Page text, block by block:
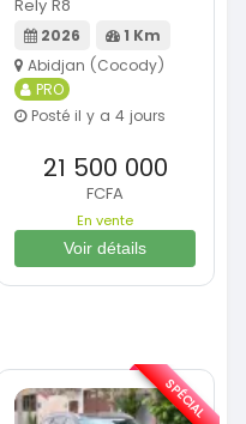
Rely R8
2026
1 Km
Abidjan (Cocody)
PRO
Posté il y a 4 jours
21 500 000
FCFA
En vente
Voir détails
SPÉCIAL